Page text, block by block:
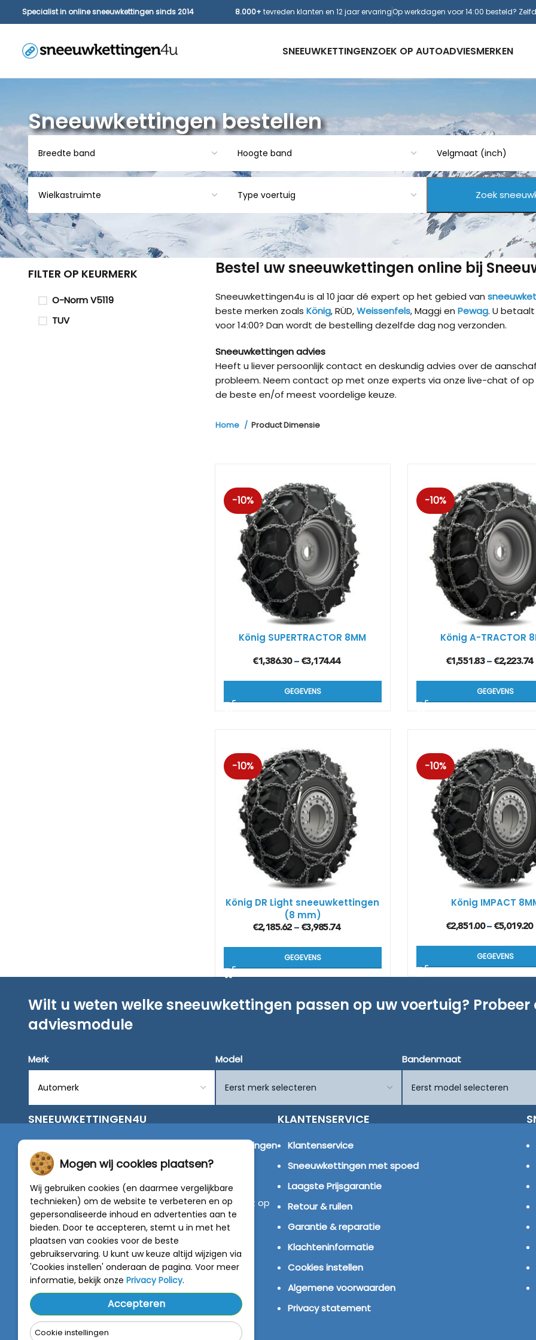
Specialist in online sneeuwkettingen sinds 2014 8.000+ tevreden klanten en 12 jaar ervaringOp werkdagen voor 14:00 besteld?
SNEEUWKETTINGENZOEK OP AUTOADVIESMERKEN
4×4
Sneeuwkettingen bestellen
Bestel uw sneeuwkettingen online bij
Sneeuwkettingen4u is al 10 jaar dé expert op het gebied van
beste merken zoals König, RÜD,Weissenfels, Maggi en Pewag. U
voor 14:00? Dan wordt de bestelling dezelfde dag nog verzonden.
Sneeuwkettingen advies
Heeft u liever persoonlijk contact en deskundig advies over de
probleem. Neem contact op met onze experts via onze live-chat of op
de beste en/of meest voordelige keuze.
Home Product Dimensie
-10%
König SUPERTRACTOR 8MM
€1,386.30– €3,174.44
GEGEVENS
-10%
König A-TRACTOR
€1,551.83–€2,223.74
GEGEVENS
-10%
König DR Light sneeuwkettingen
(8 mm)
€2,185.62– €3,985.74
GEGEVENS
-10%
König IMPACT
€2,851.00–€5,019.20
GEGEVENS
FILTER OP KEURMERK
O-Norm V5119
TUV
Wilt u weten welke sneeuwkettingen passen op uw voertuig?
adviesmodule
Merk Model Bandenmaat
SNEEUWKETTINGEN4U
sneeuwkettingen
van alleen de beste merken zoals Pewag, König,
Weissenfels, Maggi en RÜD.
Vragen of graag persoonlijk advies? Neem contact op
met onze experts :0318 - 250030
4.5 van 5
van788 beoordelingen
KLANTENSERVICE
Klantenservice
Sneeuwkettingen met spoed
Laagste Prijsgarantie
Retour & ruilen
Garantie & reparatie
Klachteninformatie
Cookies instellen
Algemene voorwaarden
Privacy statement
Mogen wij cookies plaatsen?
Wij gebruiken cookies (en daarmee vergelijkbare
technieken) om de website te verbeteren en op
gepersonaliseerde inhoud en advertenties aan te
bieden. Door te accepteren, stemt u in met het
plaatsen van cookies voor de beste
gebruikservaring. U kunt uw keuze altijd wijzigen via
'Cookies instellen' onderaan de pagina. Voor meer
informatie, bekijk onze Privacy Policy.
Accepteren
Cookie instellingen